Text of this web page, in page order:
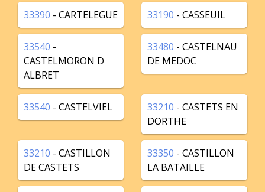
33390 - CARTELEGUE 33190 - CASSEUIL
33540 -
CASTELMORON D
ALBRET
33480 - CASTELNAU
DE MEDOC
33540 - CASTELVIEL 33210 - CASTETS EN
DORTHE
33210 - CASTILLON
DE CASTETS
33350 - CASTILLON
LA BATAILLE